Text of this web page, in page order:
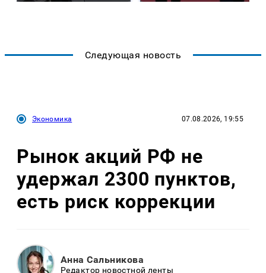
Следующая новость
Экономика 07.08.2026, 19:55
Рынок акций РФ не
удержал 2300 пунктов,
есть риск коррекции
Анна Сальникова
Редактор новостной ленты